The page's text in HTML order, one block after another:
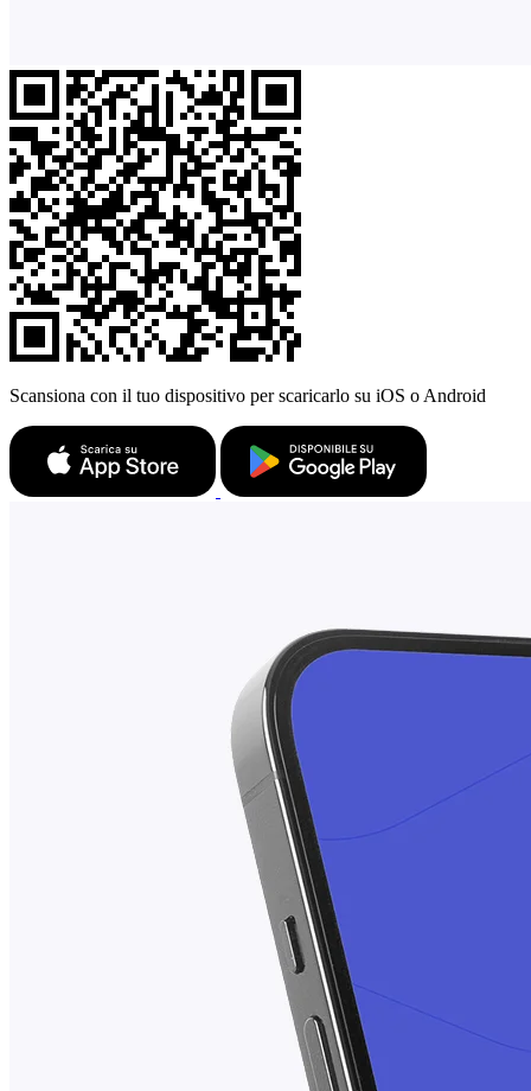
Scansiona con il tuo dispositivo per scaricarlo su iOS o Android